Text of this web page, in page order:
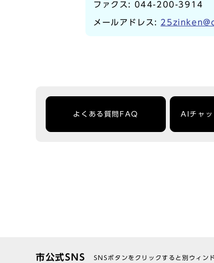
ファクス: 044-200-3914
メールアドレス:
よくある質問FAQ AIチャッ
市公式SNS SNSボタンをクリックすると別ウィン